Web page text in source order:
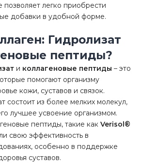
позволяет легко приобрести
добавки в удобной форме.
Гидролизат
пептиды?
и коллагеновые пептиды – это
помогают организму
кожи, суставов и связок.
состоит из более мелких молекул,
лучшее усвоение организмом.
пептиды, такие как Verisol®
свою эффективность в
особенно в поддержке
суставов.